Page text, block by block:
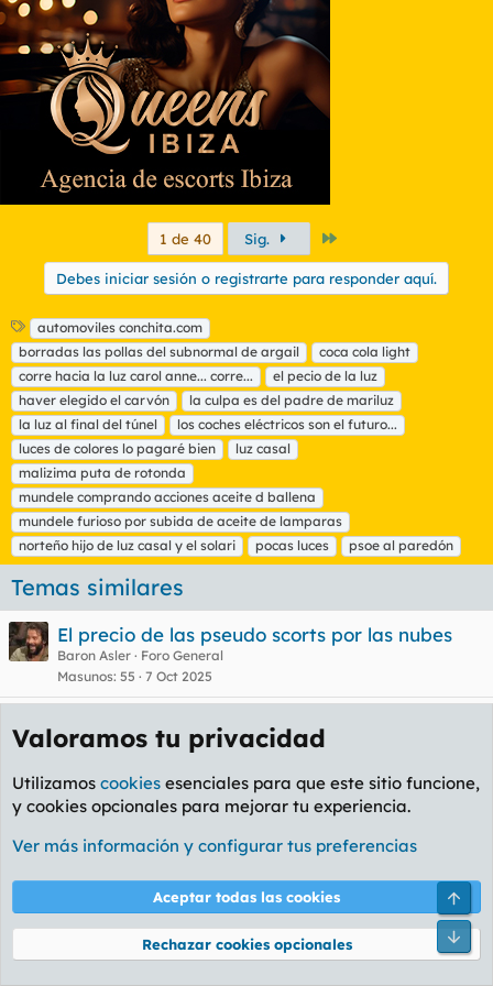
n
s
1 de 40 Sig.
Debes iniciar sesión o registrarte para responder aquí.
E
t
i
q
u
e
t
a
s
automoviles conchita.com
borradas las pollas del subnormal de argail
coca cola light
corre hacia la luz carol anne... corre...
el pecio de la luz
haver elegido el carvón
la culpa es del padre de mariluz
la luz al final del túnel
los coches eléctricos son el futuro...
luces de colores lo pagaré bien
luz casal
malizima puta de rotonda
mundele comprando acciones aceite d ballena
mundele furioso por subida de aceite de lamparas
norteño hijo de luz casal y el solari
pocas luces psoe al paredón
Temas similares
El precio de las pseudo scorts por las nubes
Baron Asler
Foro General
Masunos 55 7 Oct 2025
la luz, del amor y donde no queda ni uno ni
medio normal.
miliu
Foro General
Masunos 444 Ayer a las 20:47
Granainos discutiendo por el precio de las
putas
La Whiskería
Masunos 171 1 Jun 2019
Valoramos tu privacidad
Utilizamos cookies esenciales para que este sitio funcione,
y cookies opcionales para mejorar tu experiencia.
Ver más información y configurar tus preferencias
Aceptar todas las cookies
Rechazar cookies opcionales
Pie